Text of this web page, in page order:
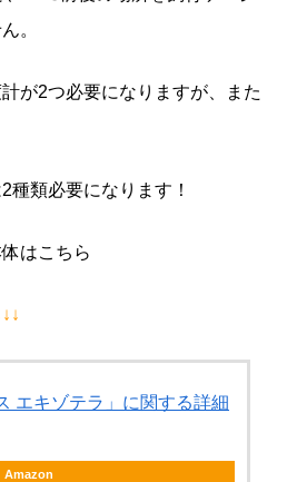
。
が2つ必要になりますが、また
種類必要になります！
はこちら
エキゾテラ」に関する詳細
Amazon